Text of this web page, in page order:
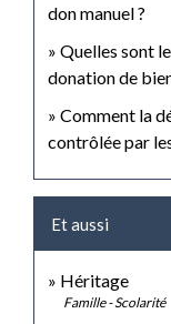
don manuel ?
Quelles sont
donation de
Comment la
contrôlée par
Et aussi
Héritage
Famille - Scolarité